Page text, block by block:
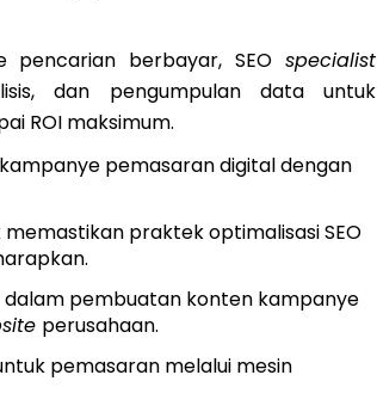
pencarian berbayar, SEO specialist
dan pengumpulan data untuk
ROI maksimum.
pemasaran digital dengan
memastikan praktek optimalisasi SEO
dalam pembuatan konten kampanye
perusahaan.
pemasaran melalui mesin